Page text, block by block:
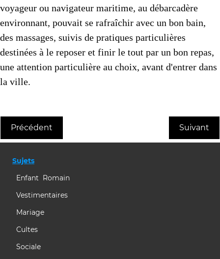
voyageur ou navigateur maritime, au débarcadère
environnant, pouvait se rafraîchir avec un bon bain,
des massages, suivis de pratiques particulières
destinées à le reposer et finir le tout par un bon repas,
une attention particulière au choix, avant d'entrer dans
la ville.
Précédent Suivant
Sujets
Enfant Romain
Vestimentaires
Mariage
Cultes
Sociale